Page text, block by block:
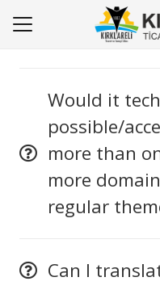
Would it
possible/
more than
more
regular
Can I